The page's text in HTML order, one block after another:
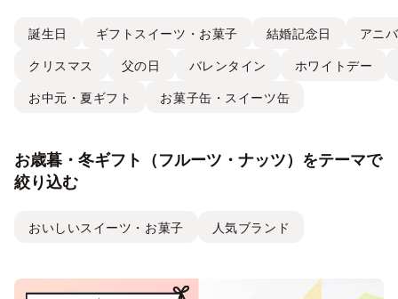
誕生日 ギフトスイーツ・お菓子 結婚記念日 アニ
クリスマス 父の日 バレンタイン ホワイトデー
お中元・夏ギフト お菓子缶・スイーツ缶
お歳暮・冬ギフト（フルーツ・ナッツ）をテーマで
絞り込む
おいしいスイーツ・お菓子 人気ブランド